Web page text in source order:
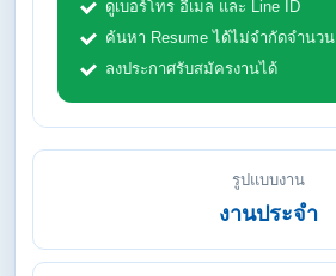
ดูเบอร์โทร อีเมล และ Line ID
ค้นหา Resume ได้ไม่จำกัดจำนวน
ลงประกาศรับสมัครงานได้
รูปแบบงาน
งานประจำ